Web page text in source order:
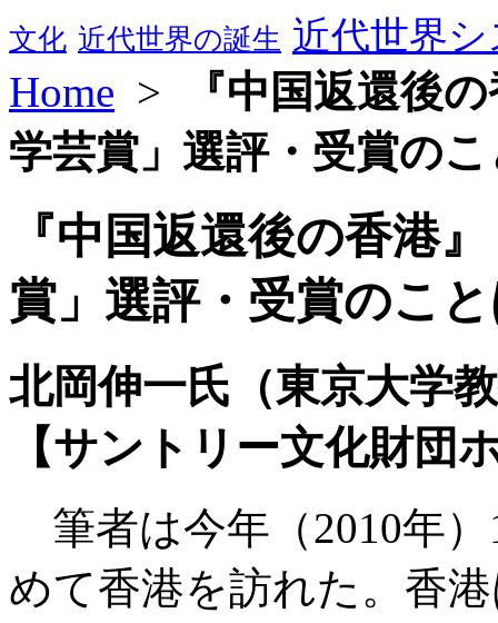
文化 近代世界の誕生 近代世界
Home >
『中国返還後
学芸賞」選評・受賞の
『中国返還後の香港
賞」選評・受賞のこ
北岡伸一氏（東京大学
【サントリー文化財団
筆者は今年（2010年
めて香港を訪れた。香